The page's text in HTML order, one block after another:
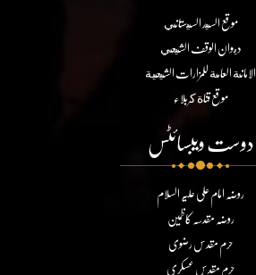
موقع السيد السيستاني
ديوان الوقف الشيعي
الامانة العامة للمزارات الشيعية
موقع قناة كربلاء
دوست ویبسائٹس
روضہ امام علی علیہ السلام
روضہ مقدسہ کاظمین
حرم مقدس رضوی
حرم مقدس عسکری